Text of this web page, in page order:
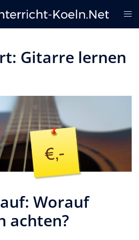
Gitarre lernen
Worauf
achten?